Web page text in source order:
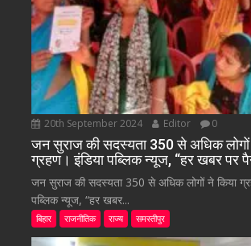
20th September 2024 Editor 0
जन सुराज की सदस्यता 350 से अधिक लोगों
ग्रहण। इंडिया पब्लिक न्यूज, “हर खबर पर
जन सुराज की सदस्यता 350 से अधिक लोगों ने किया
पब्लिक न्यूज, “हर खबर...
बिहार राजनीतिक राज्य समस्तीपुर